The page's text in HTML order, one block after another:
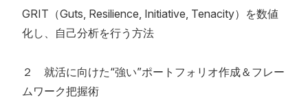
GRIT（Guts, Resilience, Initiative, Tenacity）を数値
化し、自己分析を行う方法
２ 就活に向けた“強い”ポートフォリオ作成＆フレー
ムワーク把握術